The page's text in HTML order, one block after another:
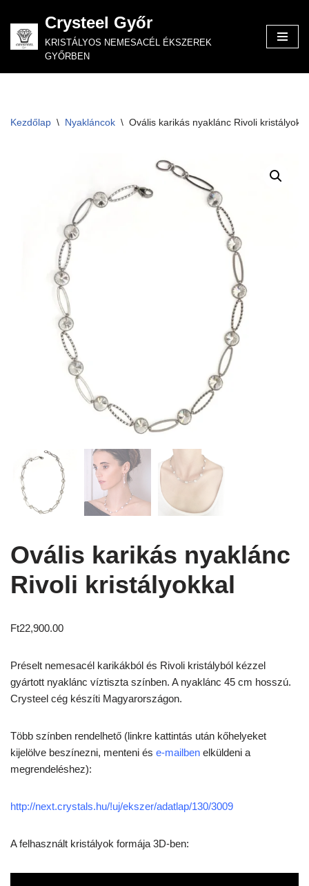
Skip
to
Crysteel Győr
KRISTÁLYOS NEMESACÉL ÉKSZEREK
GYŐRBEN
Kezdőlap \ Nyakláncok \ Ovális karikás nyaklánc Rivoli
Ovális karikás nyaklánc
Rivoli kristályokkal
Ft22,900.00
Préselt nemesacél karikákból és Rivoli kristályból kézzel
gyártott nyaklánc víztiszta színben. A nyaklánc 45 cm hosszú.
Crysteel cég készíti Magyarországon.
Több színben rendelhető (linkre kattintás után kőhelyeket
kijelölve beszínezni, menteni és e-mailben elküldeni a
megrendeléshez):
http://next.crystals.hu/!uj/ekszer/adatlap/130/3009
A felhasznált kristályok formája 3D-ben: